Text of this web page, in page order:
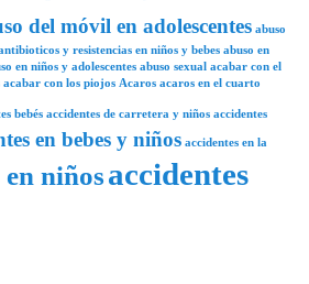
del móvil en adolescentes abuso
y resistencias en niños y bebes abuso en
en niños y adolescentes abuso sexual acabar con el
acabar con los piojos Acaros acaros en el cuarto
bebés accidentes de carretera y niños accidentes
en bebes y niños accidentes en la
en niñosaccidentes